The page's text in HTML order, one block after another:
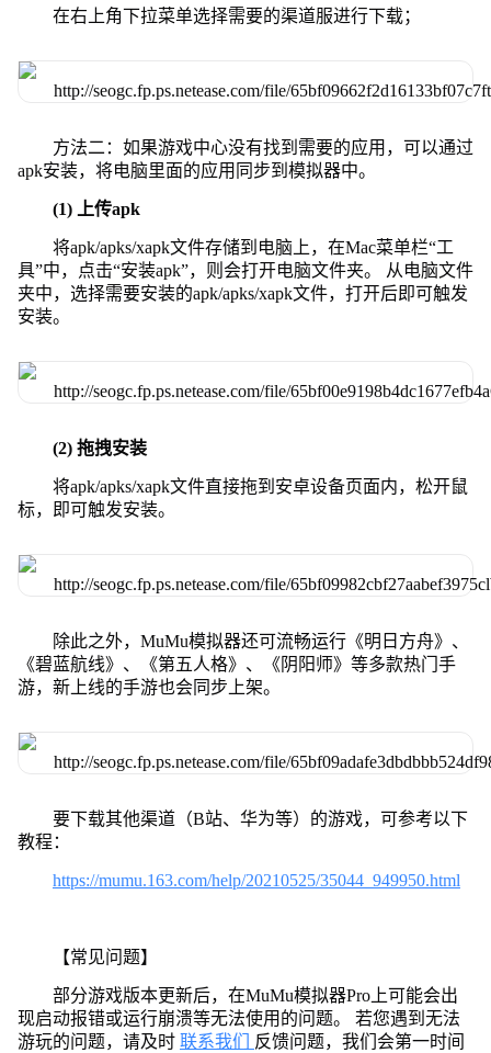
在右上角下拉菜单选择需要的渠道服进行下载；
方法二：如果游戏中心没有找到需要的应用，可以通过
apk安装，将电脑里面的应用同步到模拟器中。
(1) 上传apk
将apk/apks/xapk文件存储到电脑上，在Mac菜单栏“工
具”中，点击“安装apk”，则会打开电脑文件夹。 从电脑文件
夹中，选择需要安装的apk/apks/xapk文件，打开后即可触发
安装。
(2) 拖拽安装
将apk/apks/xapk文件直接拖到安卓设备页面内，松开鼠
标，即可触发安装。
除此之外，MuMu模拟器还可流畅运行《明日方舟》、
《碧蓝航线》、《第五人格》、《阴阳师》等多款热门手
游，新上线的手游也会同步上架。
要下载其他渠道（B站、华为等）的游戏，可参考以下
教程：
https://mumu.163.com/help/20210525/35044_949950.html
【常见问题】
部分游戏版本更新后，在MuMu模拟器Pro上可能会出
现启动报错或运行崩溃等无法使用的问题。 若您遇到无法
游玩的问题，请及时 联系我们
反馈问题，我们会第一时间